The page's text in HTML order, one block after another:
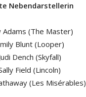
Nebendarstellerin
Adams (The Master)
Blunt (Looper)
Dench (Skyfall)
Field (Lincoln)
(Les Misérables)